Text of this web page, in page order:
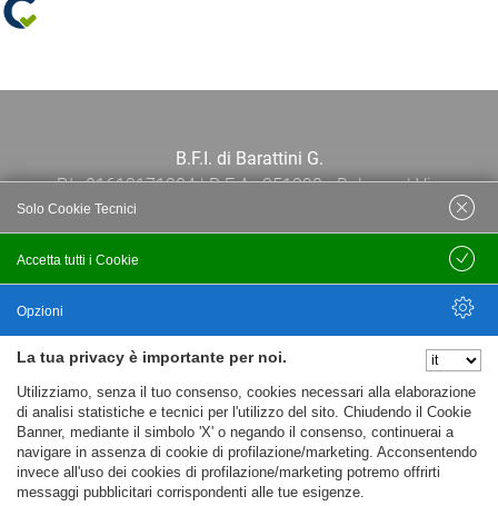
B.F.I. di Barattini G.
P.I.: 01613171204 | R.E.A.: 351290 - Bologna | Via
Po 13E, 40139, Bologna | Telefono: 051
444638 | Email: bfi@bfi.bo.it
Privacy policy
Cookie policy
La tua privacy è importante per noi.
Utilizziamo, senza il tuo consenso, cookies necessari alla elaborazione
di analisi statistiche e tecnici per l'utilizzo del sito. Chiudendo il Cookie
Banner, mediante il simbolo 'X' o negando il consenso, continuerai a
navigare in assenza di cookie di profilazione/marketing. Acconsentendo
invece all'uso dei cookies di profilazione/marketing potremo offrirti
messaggi pubblicitari corrispondenti alle tue esigenze.
Accetta tutti i Cookie
Solo Cookie Tecnici
Salva
Opzioni
Nascondi Opzioni